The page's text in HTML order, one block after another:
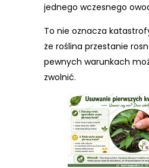
jednego wczesnego
To nie oznacza
że roślina przestanie
pewnych warunkach
zwolnić.